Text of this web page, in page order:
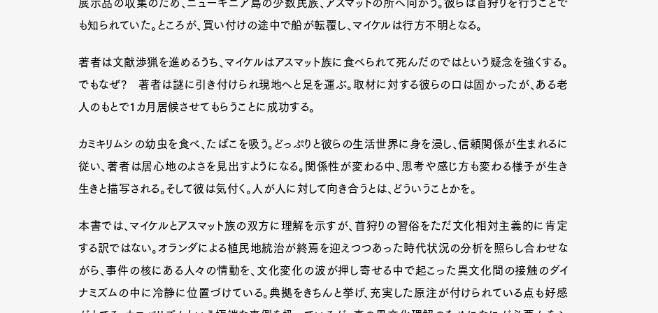
Art&Design Watch
Fashion
Gourmet
Cars Product
Culture
Lifestyle
展示品の収集のため、ニューギニア島の少数民族、アスマットの所へ向かう。彼らは首狩りを行うことで
も知られていた。ところが、買い付けの途中で船が転覆し、マイケルは行方不明となる。
著者は文献渉猟を進めるうち、マイケルはアスマット族に食べられて死んだのではという疑念を強くする。
でもなぜ? 著者は謎に引き付けられ現地へと足を運ぶ。取材に対する彼らの口は固かったが、ある老
人のもとで1カ月居候させてもらうことに成功する。
カミキリムシの幼虫を食べ、たばこを吸う。どっぷりと彼らの生活世界に身を浸し、信頼関係が生まれるに
従い、著者は居心地のよさを見出すようになる。関係性が変わる中、思考や感じ方も変わる様子が生き
生きと描写される。そして彼は気付く。人が人に対して向き合うとは、どういうことかを。
本書では、マイケルとアスマット族の双方に理解を示すが、首狩りの習俗をただ文化相対主義的に肯定
する訳ではない。オランダによる植民地統治が終焉を迎えつつあった時代状況の分析を照らし合わせな
がら、事件の核にある人々の情動を、文化変化の波が押し寄せる中で起こった異文化間の接触のダイ
ナミズムの中に冷静に位置づけている。典拠をきちんと挙げ、充実した原注が付けられている点も好感